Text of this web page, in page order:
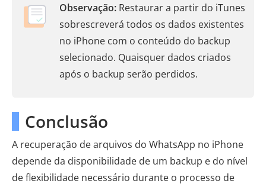
Observação: Restaurar a partir do iTunes
sobrescreverá todos os dados existentes
no iPhone com o conteúdo do backup
selecionado. Quaisquer dados criados
após o backup serão perdidos.
Conclusão
A recuperação de arquivos do WhatsApp no ​​iPhone
depende da disponibilidade de um backup e do nível
de flexibilidade necessário durante o processo de